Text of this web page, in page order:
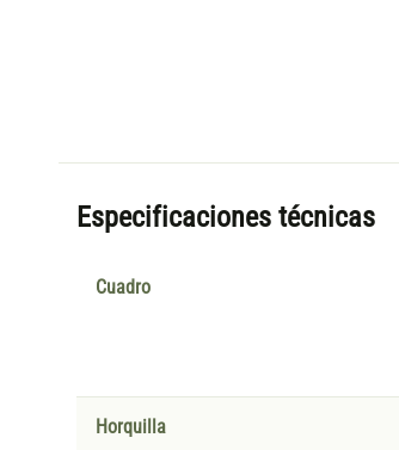
Especificaciones técnicas
Cuadro
Horquilla